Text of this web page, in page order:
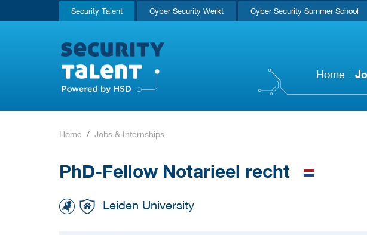
Security Talent Cyber Security Werkt Cyber Security Summer School
Home
Home Jobs & Internships
PhD-Fellow Notarieel recht
Leiden University